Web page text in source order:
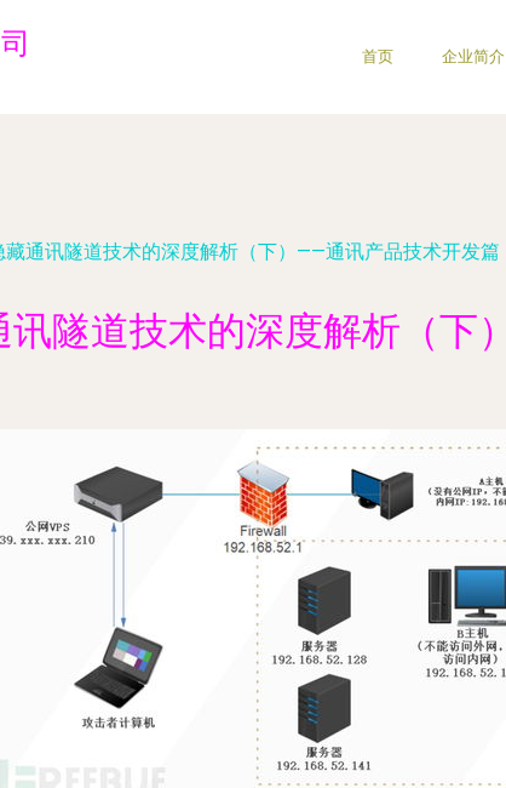
首页 企业简介
藏通讯隧道技术的深度解析（下）——通讯产品技术开发篇
讯隧道技术的深度解析（